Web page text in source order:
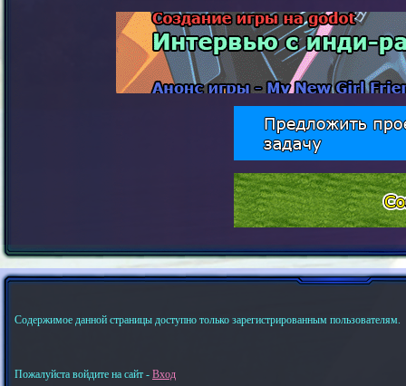
Содержимое данной страницы доступно только зарегистрированным пользователям.
Пожалуйста войдите на сайт - Вход